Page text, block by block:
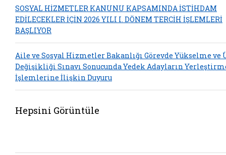
SOSYAL HİZMETLER KANUNU KAPSAMINDA İSTİHDAM
EDİLECEKLER İÇİN 2026 YILI I. DÖNEM TERCİH İŞLEMLERİ
BAŞLIYOR
Aile ve Sosyal Hizmetler Bakanlığı Görevde Yükselme ve
Değişikliği Sınavı Sonucunda Yedek Adayların
İşlemlerine İlişkin Duyuru
Hepsini Görüntüle